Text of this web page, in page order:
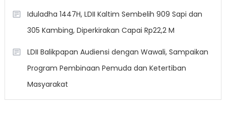
Iduladha 1447H, LDII Kaltim Sembelih 909 Sapi dan
305 Kambing, Diperkirakan Capai Rp22,2 M
LDII Balikpapan Audiensi dengan Wawali, Sampaikan
Program Pembinaan Pemuda dan Ketertiban
Masyarakat